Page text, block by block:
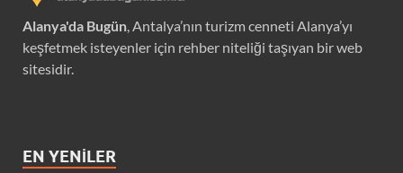
Alanya'da Bugün, Antalya’nın turizm cenneti Alanya’yı
keşfetmek isteyenler için rehber niteliği taşıyan bir web
sitesidir.
EN YENILER